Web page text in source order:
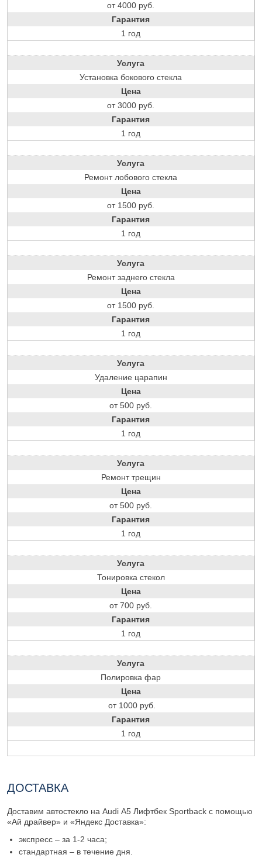
от 4000 руб.
Гарантия
1 год
Услуга
Установка бокового стекла
Цена
от 3000 руб.
Гарантия
1 год
Услуга
Ремонт лобового стекла
Цена
от 1500 руб.
Гарантия
1 год
Услуга
Ремонт заднего стекла
Цена
от 1500 руб.
Гарантия
1 год
Услуга
Удаление царапин
Цена
от 500 руб.
Гарантия
1 год
Услуга
Ремонт трещин
Цена
от 500 руб.
Гарантия
1 год
Услуга
Тонировка стекол
Цена
от 700 руб.
Гарантия
1 год
Услуга
Полировка фар
Цена
от 1000 руб.
Гарантия
1 год
ДОСТАВКА
Доставим автостекло на Audi А5 Лифтбек Sportback с помощью
«Ай драйвер» и «Яндекс Доставка»:
экспресс – за 1-2 часа;
стандартная – в течение дня.